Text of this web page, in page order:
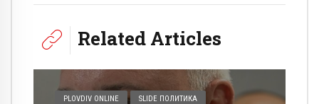
Related Articles
PLOVDIV ONLINE SLIDE ПОЛИТИКА